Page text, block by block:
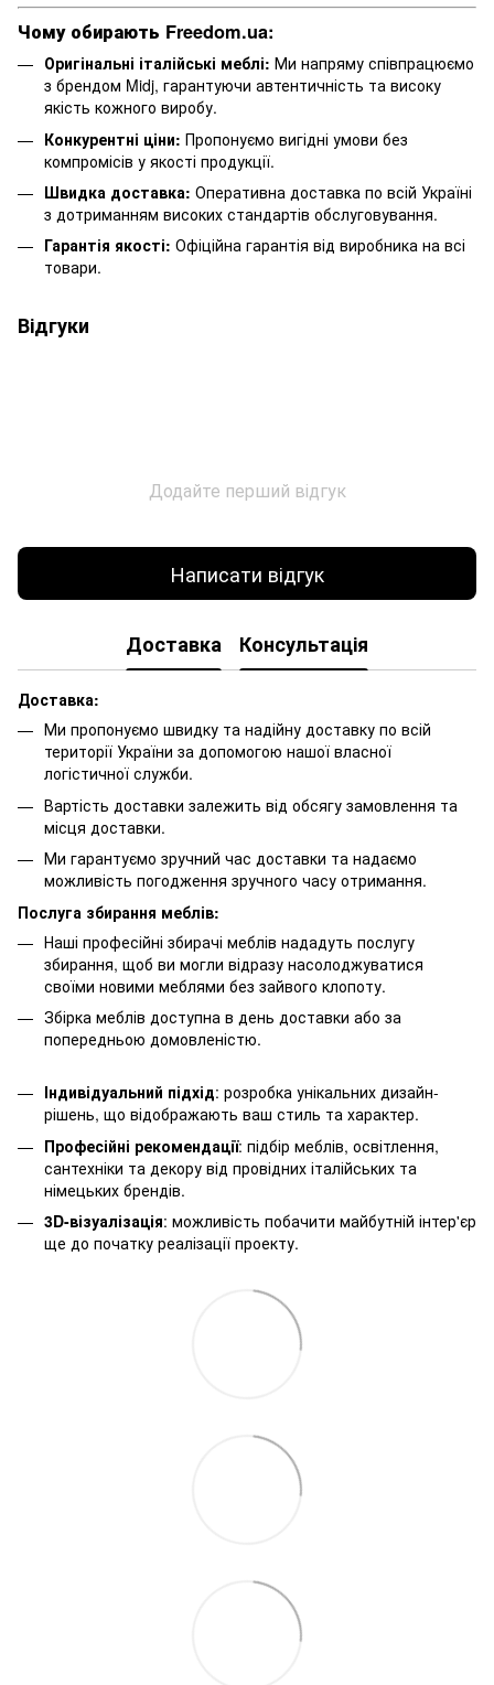
Чому обирають Freedom.ua:
Оригінальні італійські меблі: Ми напряму співпрацюємо
з брендом Midj, гарантуючи автентичність та високу
якість кожного виробу.
Конкурентні ціни: Пропонуємо вигідні умови без
компромісів у якості продукції.
Швидка доставка: Оперативна доставка по всій Україні
з дотриманням високих стандартів обслуговування.
Гарантія якості: Офіційна гарантія від виробника на всі
товари.
Відгуки
Додайте перший відгук
Написати відгук
Доставка Консультація
Доставка:
Ми пропонуємо швидку та надійну доставку по всій
території України за допомогою нашої власної
логістичної служби.
Вартість доставки залежить від обсягу замовлення та
місця доставки.
Ми гарантуємо зручний час доставки та надаємо
можливість погодження зручного часу отримання.
Послуга збирання меблів:
Наші професійні збирачі меблів нададуть послугу
збирання, щоб ви могли відразу насолоджуватися
своїми новими меблями без зайвого клопоту.
Збірка меблів доступна в день доставки або за
попередньою домовленістю.
Індивідуальний підхід: розробка унікальних дизайн-
рішень, що відображають ваш стиль та характер.
Професійні рекомендації: підбір меблів, освітлення,
сантехніки та декору від провідних італійських та
німецьких брендів.
3D-візуалізація: можливість побачити майбутній інтер'єр
ще до початку реалізації проекту.